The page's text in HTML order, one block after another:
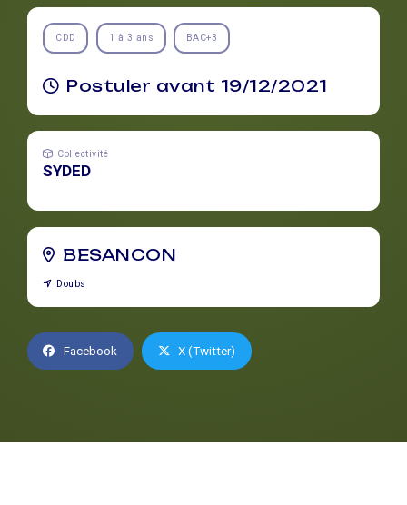
CDD 1 à 3 ans BAC+3
Postuler avant 19/12/2021
Collectivité
SYDED
BESANCON
Doubs
Facebook X (Twitter)